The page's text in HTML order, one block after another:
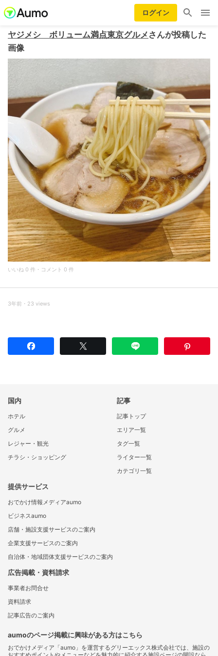
ログイン
ヤジメシ ボリューム満点東京グルメ さんが投稿した
画像
いいね 0 件・コメント 0 件
3年前・23 views
国内
ホテル
グルメ
レジャー・観光
チラシ・ショッピング
記事
記事トップ
エリア一覧
タグ一覧
ライター一覧
カテゴリ一覧
提供サービス
おでかけ情報メディアaumo
ビジネスaumo
店舗・施設支援サービスのご案内
企業支援サービスのご案内
自治体・地域団体支援サービスのご案内
広告掲載・資料請求
事業者お問合せ
資料請求
記事広告のご案内
aumoのページ掲載に興味がある方はこちら
おでかけメディア「aumo」を運営するグリーエックス株式会社では、施設の